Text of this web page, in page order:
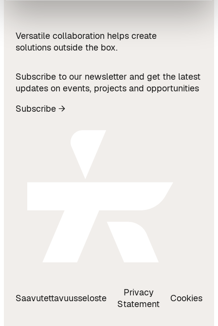
Versatile collaboration helps create
solutions outside the box.
Subscribe to our newsletter and get the latest
updates on events, projects and opportunities
Subscribe →
Saavutettavuusseloste
Privacy
Statement
Cookies